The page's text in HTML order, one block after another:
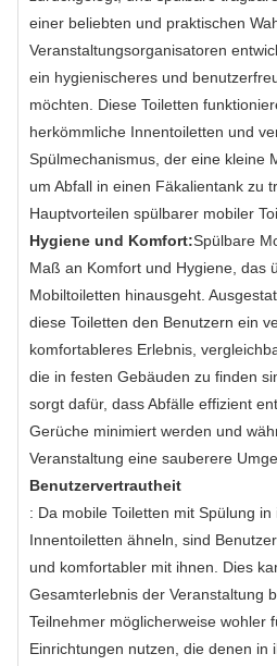
einer beliebten und praktischen
Veranstaltungsorganisatoren
ein hygienischeres und
möchten. Diese Toiletten
herkömmliche Innentoiletten und
Spülmechanismus, der eine kleine
um Abfall in einen Fäkalientank zu
Hauptvorteilen spülbarer mobiler
Hygiene und Komfort:Spülbare
Maß an Komfort und Hygiene, das
Mobiltoiletten hinausgeht.
diese Toiletten den Benutzern ein
komfortableres Erlebnis,
die in festen Gebäuden zu finden
sorgt dafür, dass Abfälle effizient
Gerüche minimiert werden und
Veranstaltung eine sauberere
Benutzervertrautheit
: Da mobile Toiletten mit Spülung
Innentoiletten ähneln, sind
und komfortabler mit ihnen. Dies
Gesamterlebnis der Veranstaltung
Teilnehmer möglicherweise wohler
Einrichtungen nutzen, die denen in